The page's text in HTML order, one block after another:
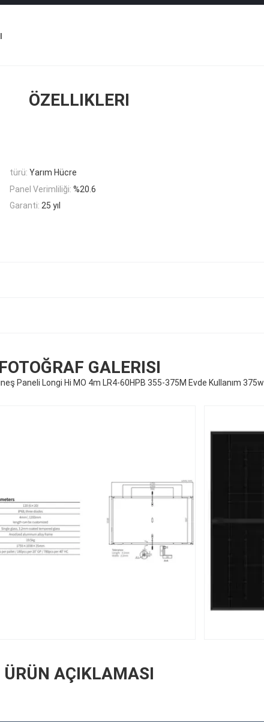
ÖZELLIKLERI
türü: Yarım Hücre
Panel Verimliliği: %20.6
Garanti: 25 yıl
FOTOĞRAF GALERISI
Paneli Longi Hi MO 4m LR4-60HPB 355-375M Evde Kullanım 375w
ÜRÜN AÇIKLAMASI